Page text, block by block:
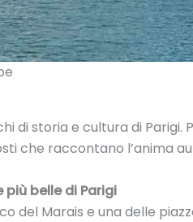
di storia e cultura di
che raccontano l’anima
più belle di Parigi
del Marais e una delle